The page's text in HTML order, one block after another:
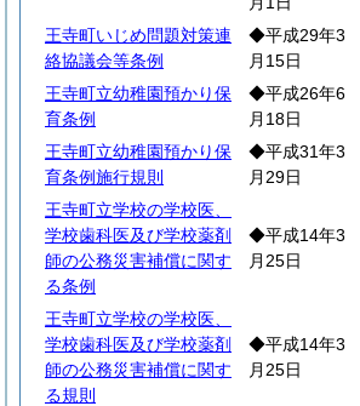
王寺町いじめ問題対策連
絡協議会等条例
◆平成29年3
月15日
王寺町立幼稚園預かり保
育条例
◆平成26年6
月18日
王寺町立幼稚園預かり保
育条例施行規則
◆平成31年3
月29日
王寺町立学校の学校医、
学校歯科医及び学校薬剤
師の公務災害補償に関す
る条例
◆平成14年3
月25日
王寺町立学校の学校医、
学校歯科医及び学校薬剤
師の公務災害補償に関す
る規則
◆平成14年3
月25日